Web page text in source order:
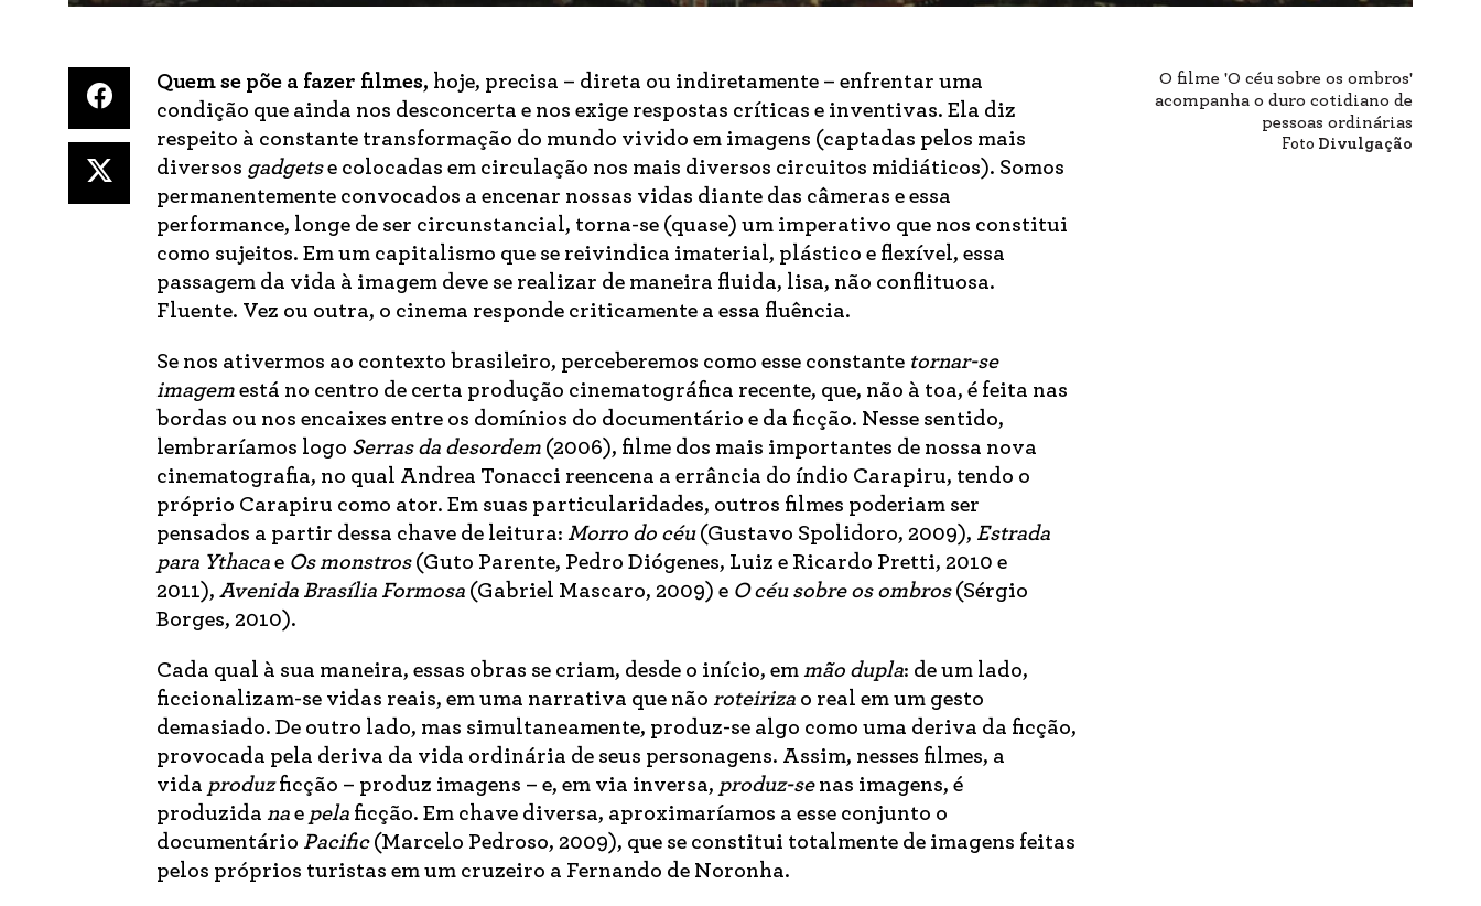
O filme 'O céu sobre os ombros'
acompanha o duro cotidiano de
pessoas ordinárias
Foto Divulgação
Quem se põe a fazer filmes, hoje, precisa – direta ou indiretamente – enfrentar uma
condição que ainda nos desconcerta e nos exige respostas críticas e inventivas. Ela diz
respeito à constante transformação do mundo vivido em imagens (captadas pelos mais
diversos gadgetse colocadas em circulação nos mais diversos circuitos midiáticos). Somos
permanentemente convocados a encenar nossas vidas diante das câmeras e essa
performance, longe de ser circunstancial, torna-se (quase) um imperativo que nos constitui
como sujeitos. Em um capitalismo que se reivindica imaterial, plástico e flexível, essa
passagem da vida à imagem deve se realizar de maneira fluida, lisa, não conflituosa.
Fluente. Vez ou outra, o cinema responde criticamente a essa fluência.
Se nos ativermos ao contexto brasileiro, perceberemos como esse constante tornar-se
imagem está no centro de certa produção cinematográfica recente, que, não à toa, é feita nas
bordas ou nos encaixes entre os domínios do documentário e da ficção. Nesse sentido,
lembraríamos logo Serras da desordem (2006), filme dos mais importantes de nossa nova
cinematografia, no qual Andrea Tonacci reencena a errância do índio Carapiru, tendo o
próprio Carapiru como ator. Em suas particularidades, outros filmes poderiam ser
pensados a partir dessa chave de leitura: Morro do céu (Gustavo Spolidoro, 2009), Estrada
para Ythaca e Os monstros(Guto Parente, Pedro Diógenes, Luiz e Ricardo Pretti, 2010 e
2011), Avenida Brasília Formosa (Gabriel Mascaro, 2009) e O céu sobre os ombros(Sérgio
Borges, 2010).
Cada qual à sua maneira, essas obras se criam, desde o início, em mão dupla: de um lado,
ficcionalizam-se vidas reais, em uma narrativa que não roteiriza o real em um gesto
demasiado. De outro lado, mas simultaneamente, produz-se algo como uma deriva da ficção,
provocada pela deriva da vida ordinária de seus personagens. Assim, nesses filmes, a
vida produzficção – produz imagens – e, em via inversa, produz-senas imagens, é
produzida na e pela ficção. Em chave diversa, aproximaríamos a esse conjunto o
documentário Pacific(Marcelo Pedroso, 2009), que se constitui totalmente de imagens feitas
pelos próprios turistas em um cruzeiro a Fernando de Noronha.